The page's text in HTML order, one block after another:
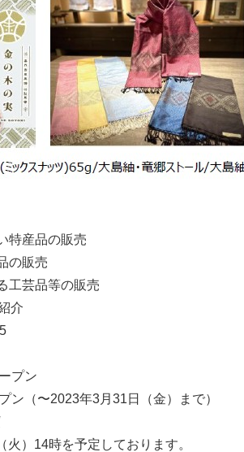
産品の販売
売
等の販売
介
ン
3月31日（金）まで）
定しております。